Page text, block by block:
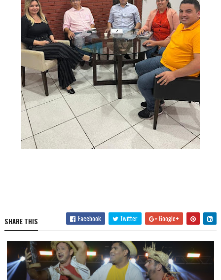
SHARE THIS Facebook Twitter Google+